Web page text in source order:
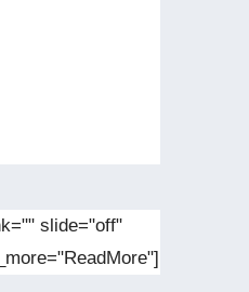
slide="off"